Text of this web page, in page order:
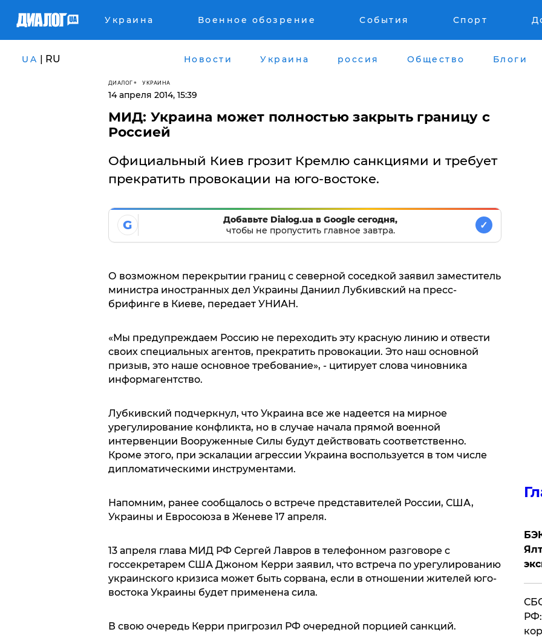
Украина Военное обозрение События Спорт
UA | RU Новости Украина россия Общество Блоги
ДИАЛОГ УКРАИНА
14 апреля 2014, 15:39
МИД: Украина может полностью закрыть границу с
Россией
Официальный Киев грозит Кремлю санкциями и требует
прекратить провокации на юго-востоке.
G
Добавьте Dialog.ua в Google сегодня,
чтобы не пропустить главное завтра.
✓
О возможном перекрытии границ с северной соседкой заявил заместитель
министра иностранных дел Украины Даниил Лубкивский на пресс-
брифинге в Киеве, передает УНИАН.
«Мы предупреждаем Россию не переходить эту красную линию и отвести
своих специальных агентов, прекратить провокации. Это наш основной
призыв, это наше основное требование», - цитирует слова чиновника
информагентство.
Лубкивский подчеркнул, что Украина все же надеется на мирное
урегулирование конфликта, но в случае начала прямой военной
интервенции Вооруженные Силы будут действовать соответственно.
Кроме этого, при эскалации агрессии Украина воспользуется в том числе
дипломатическими инструментами.
Напомним, ранее сообщалось о встрече представителей России, США,
Украины и Евросоюза в Женеве 17 апреля.
13 апреля глава МИД РФ Сергей Лавров в телефонном разговоре с
госсекретарем США Джоном Керри заявил, что встреча по урегулированию
украинского кризиса может быть сорвана, если в отношении жителей юго-
востока Украины будет применена сила.
В свою очередь Керри пригрозил РФ очередной порцией санкций.